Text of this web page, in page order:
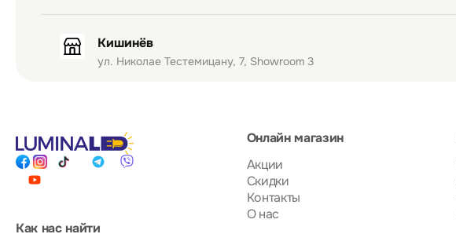
Кишинёв
ул. Николае Тестемицану, 7, Showroom 3
Онлайн магазин
Акции
Скидки
Контакты
О нас
Как нас найти